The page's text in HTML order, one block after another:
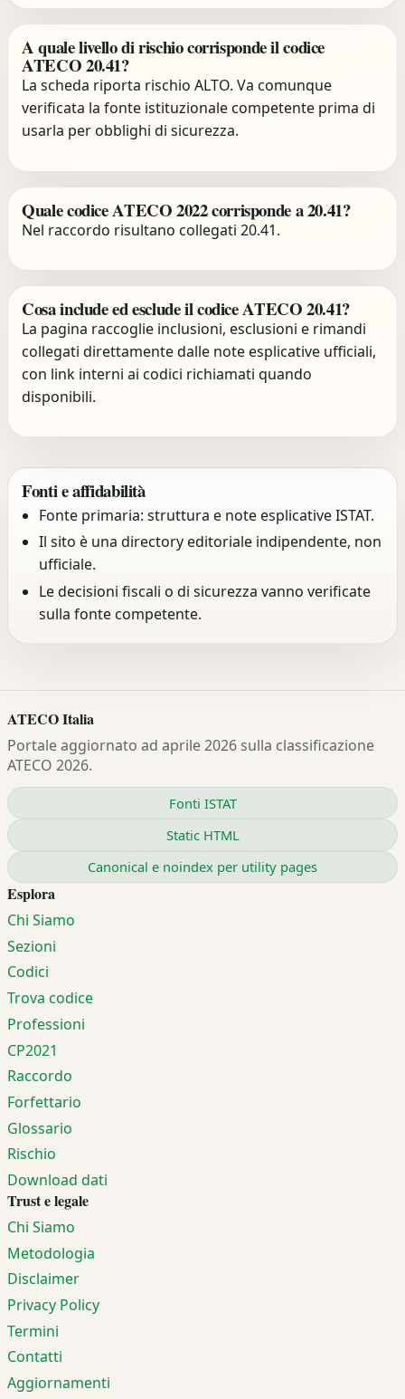
A quale livello di rischio corrisponde il codice
ATECO 20.41?
La scheda riporta rischio ALTO. Va comunque
verificata la fonte istituzionale competente prima di
usarla per obblighi di sicurezza.
Quale codice ATECO 2022 corrisponde a 20.41?
Nel raccordo risultano collegati 20.41.
Cosa include ed esclude il codice ATECO 20.41?
La pagina raccoglie inclusioni, esclusioni e rimandi
collegati direttamente dalle note esplicative ufficiali,
con link interni ai codici richiamati quando
disponibili.
Fonti e affidabilità
Fonte primaria: struttura e note esplicative ISTAT.
Il sito è una directory editoriale indipendente, non
ufficiale.
Le decisioni fiscali o di sicurezza vanno verificate
sulla fonte competente.
ATECO Italia
Portale aggiornato ad aprile 2026 sulla classificazione
ATECO 2026.
Fonti ISTAT
Static HTML
Canonical e noindex per utility pages
Esplora
Chi Siamo
Sezioni
Codici
Trova codice
Professioni
CP2021
Raccordo
Forfettario
Glossario
Rischio
Download dati
Trust e legale
Chi Siamo
Metodologia
Disclaimer
Privacy Policy
Termini
Contatti
Aggiornamenti